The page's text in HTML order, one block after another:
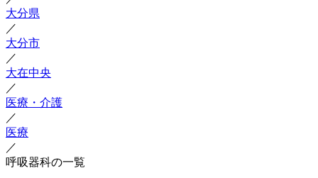
大分県
／
大分市
／
大在中央
／
医療・介護
／
医療
／
呼吸器科の一覧